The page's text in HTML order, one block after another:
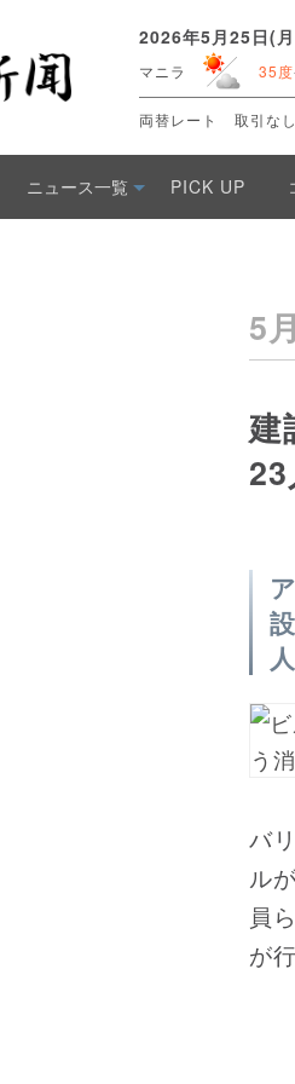
2026年5月25日(
マニラ 35度
両替レート 取引な
ニュース一覧 PICK UP
5
建
バ
ル
員
が